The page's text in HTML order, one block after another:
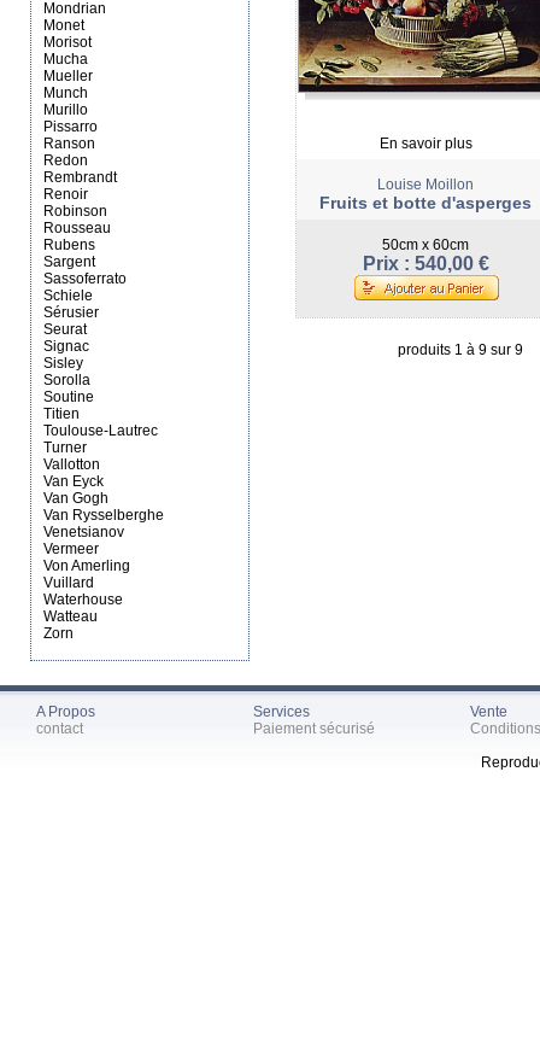
En savoir plus
Louise Moillon
Fruits et botte d'asperges
50cm x 60cm
Prix : 540,00 €
produits 1 à 9 sur 9
Mondrian
Monet
Morisot
Mucha
Mueller
Munch
Murillo
Pissarro
Ranson
Redon
Rembrandt
Renoir
Robinson
Rousseau
Rubens
Sargent
Sassoferrato
Schiele
Sérusier
Seurat
Signac
Sisley
Sorolla
Soutine
Titien
Toulouse-Lautrec
Turner
Vallotton
Van Eyck
Van Gogh
Van Rysselberghe
Venetsianov
Vermeer
Von Amerling
Vuillard
Waterhouse
Watteau
Zorn
A Propos
contact
Services
Paiement sécurisé
Vente